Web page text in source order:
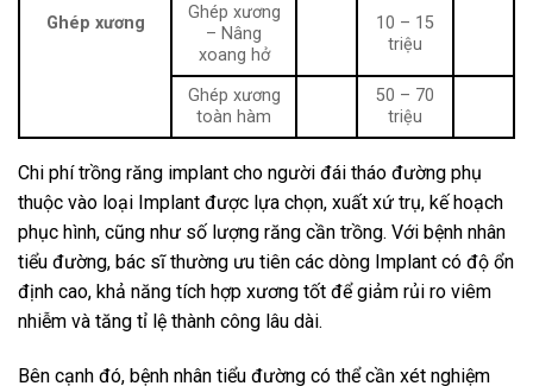
Ghép xương
Ghép xương
– Nâng
xoang hở
10 – 15
triệu
Ghép xương
toàn hàm
50 – 70
triệu
Chi phí trồng răng implant cho người đái tháo đường phụ
thuộc vào loại Implant được lựa chọn, xuất xứ trụ, kế hoạch
phục hình, cũng như số lượng răng cần trồng. Với bệnh nhân
tiểu đường, bác sĩ thường ưu tiên các dòng Implant có độ ổn
định cao, khả năng tích hợp xương tốt để giảm rủi ro viêm
nhiễm và tăng tỉ lệ thành công lâu dài.
Bên cạnh đó, bệnh nhân tiểu đường có thể cần xét nghiệm